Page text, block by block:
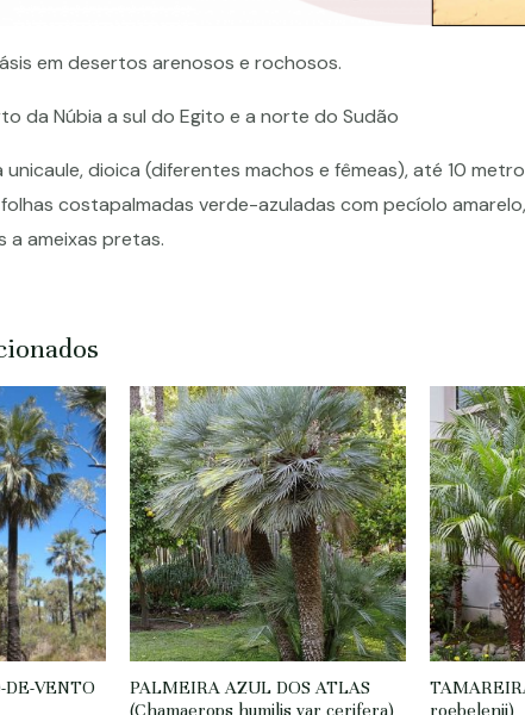
em desertos arenosos e rochosos.
da Núbia a sul do Egito e a norte do Sudão
unicaule, dioica (diferentes machos e fêmeas), até 10
costapalmadas verde-azuladas com pecíolo
a ameixas pretas.
VENTO
PALMEIRA AZUL DOS ATLAS
(Chamaerops humilis var cerifera)
roebelenii)